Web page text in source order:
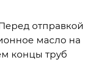
отправкой
масло на
концы труб